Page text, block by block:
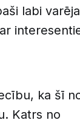
labi varēja
ka šī
Katrs no